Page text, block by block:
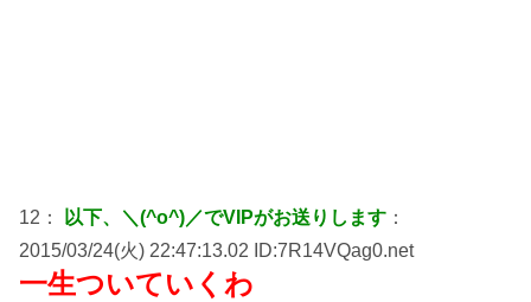
12： 以下、＼(^o^)／でVIPがお送りします ：
2015/03/24(火) 22:47:13.02 ID:7R14VQag0.net
一生ついていくわ